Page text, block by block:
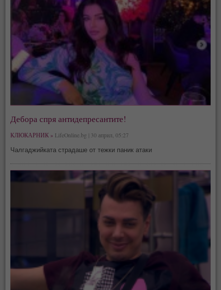
Дебора спря антидепресантите!
КЛЮКАРНИК » LifeOnline.bg | 30 април, 05:27
Чалгаджийката страдаше от тежки паник атаки